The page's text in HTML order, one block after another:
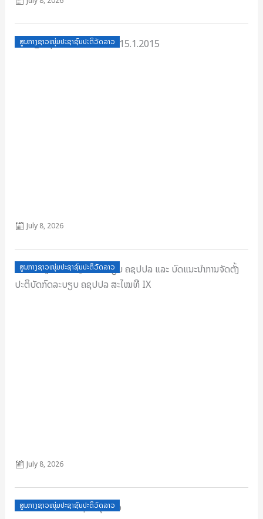
ສູນກາງຊາວໜຸ່ມປະຊາຊົນປະຕິວັດລາວ
Posted
on
July 8, 2026
ສູນກາງຊາວໜຸ່ມປະຊາຊົນປະຕິວັດລາວ
Posted
on
July 8, 2026
ສູນກາງຊາວໜຸ່ມປະຊາຊົນປະຕິວັດລາວ
Posted
on